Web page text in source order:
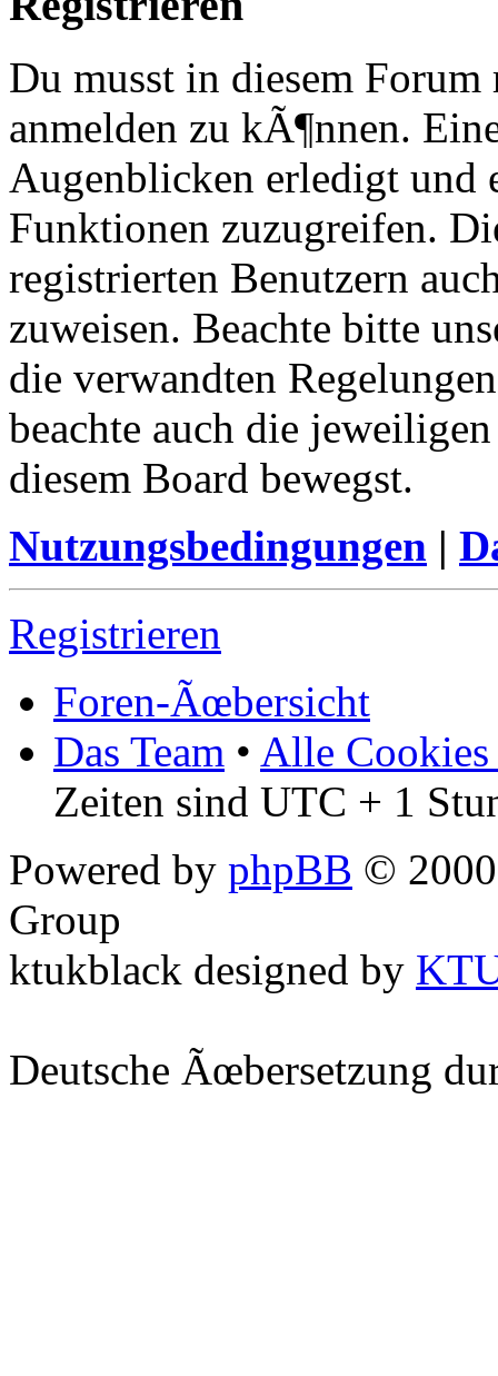
Du musst in diesem
anmelden zu kÃ¶nnen.
Augenblicken erledigt und
Funktionen zuzugreifen.
registrierten Benutzern
zuweisen. Beachte bitte
die verwandten
beachte auch die
diesem Board bewegst.
Nutzungsbedingungen |
Registrieren
Foren-Ãœbersicht
Das Team • Alle Cookies
Zeiten sind UTC + 1
Powered by phpBB ©
Group
ktukblack designed by
Deutsche Ãœbersetzung